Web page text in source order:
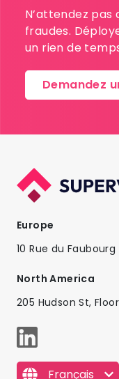
N’attendez
fraudes.
un rien de
Demandez
Europe
10 Rue du
North America
205 Hudson St, Floor
Français